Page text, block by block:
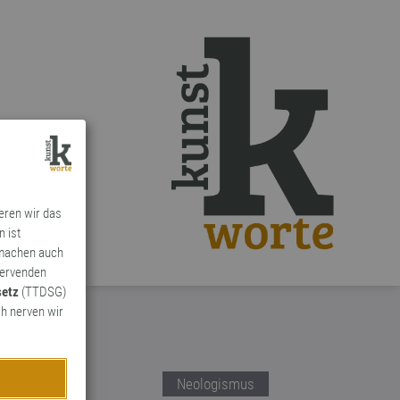
wir das
ist
auch
(TTDSG)
nerven wir
Neologismus